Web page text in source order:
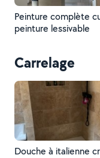
Peinture complète
peinture lessivable
Carrelage
Douche à italienne